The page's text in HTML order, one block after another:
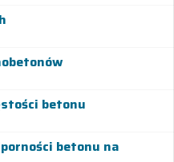
betonu
betonu na